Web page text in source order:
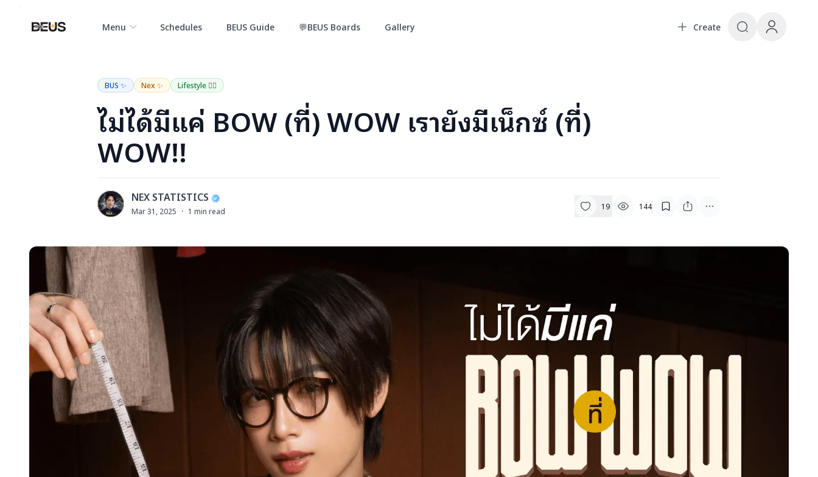
The BEUS
The BEUS - แหล่งรวมชุมชนแฟนคลับวง BUS (Because of you i shine) ไทยบอยแบนด์ รวบรวมข่าวสาร บทความ กิจกรรม ชาเลนจ์ และคอนเทนต์จากแฟนคลับทั่วโลก | The ultimate fan
Menu Schedules BEUS Guide 💬BEUS Boards Gallery Create
BUS ✨ Nex ✨ Lifestyle 🚴‍♂️
ไม่ได้มีแค่ BOW (ที่) WOW เรายังมีเน็กซ์ (ที่)
WOW!!
N NEX STATISTICS
Mar 31, 2025 · 1 min read 19 144